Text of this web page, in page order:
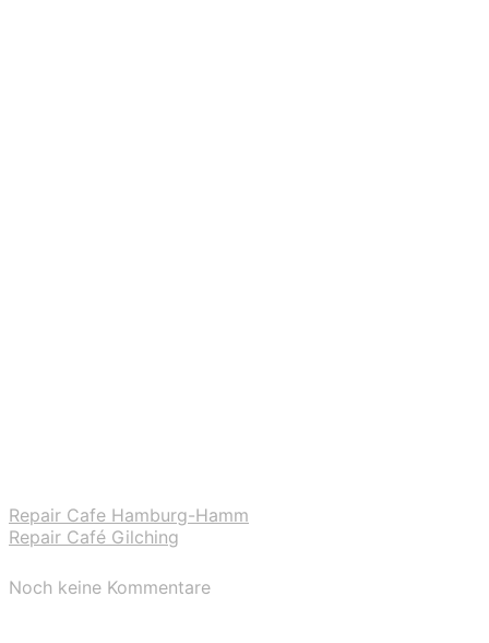
Repair Cafe Hamburg-Hamm
Repair Café Gilching
Noch keine Kommentare